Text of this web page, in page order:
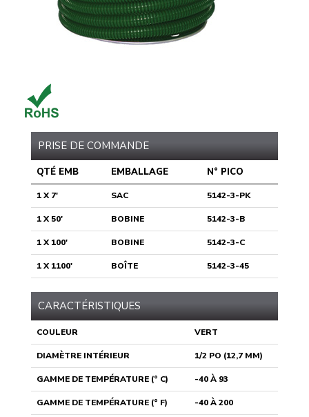
PRISE DE COMMANDE
QTÉ EMB EMBALLAGE N° PICO
1 X 7' SAC 5142-3-PK
1 X 50' BOBINE 5142-3-B
1 X 100' BOBINE 5142-3-C
1 X 1100' BOÎTE 5142-3-45
CARACTÉRISTIQUES
COULEUR VERT
DIAMÈTRE INTÉRIEUR 1/2 PO (12,7 MM)
GAMME DE TEMPÉRATURE (° C) -40 À 93
GAMME DE TEMPÉRATURE (° F) -40 À 200